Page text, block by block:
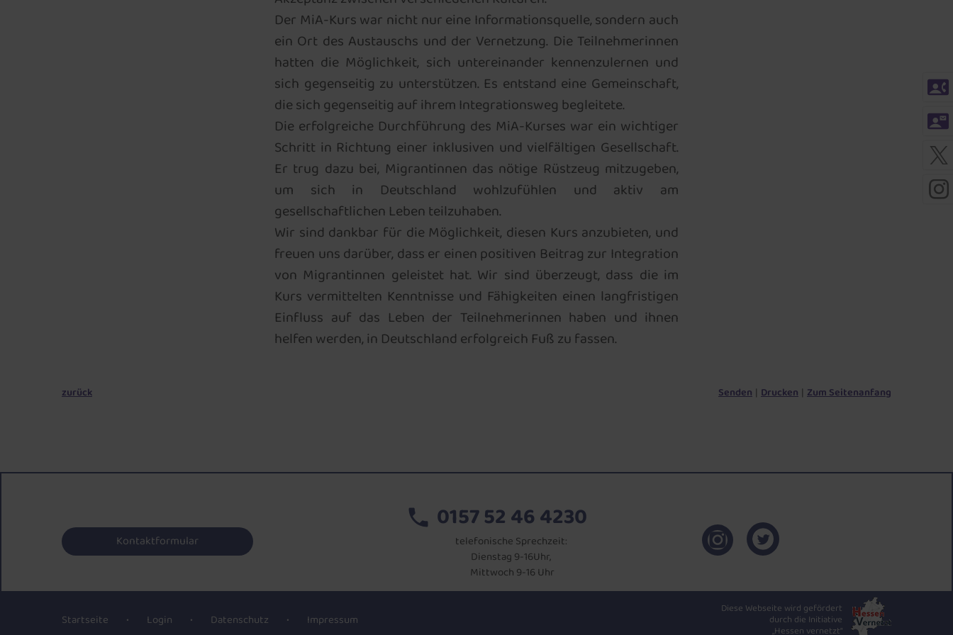
Der MiA-Kurs war nicht nur eine Informationsquelle, sondern auch
ein Ort des Austauschs und der Vernetzung. Die Teilnehmerinnen
hatten die Möglichkeit, sich untereinander kennenzulernen und
sich gegenseitig zu unterstützen. Es entstand eine Gemeinschaft,
die sich gegenseitig auf ihrem Integrationsweg begleitete.
Die erfolgreiche Durchführung des MiA-Kurses war ein wichtiger
Schritt in Richtung einer inklusiven und vielfältigen Gesellschaft.
Er trug dazu bei, Migrantinnen das nötige Rüstzeug mitzugeben,
um sich in Deutschland wohlzufühlen und aktiv am
gesellschaftlichen Leben teilzuhaben.
Wir sind dankbar für die Möglichkeit, diesen Kurs anzubieten, und
freuen uns darüber, dass er einen positiven Beitrag zur Integration
von Migrantinnen geleistet hat. Wir sind überzeugt, dass die im
Kurs vermittelten Kenntnisse und Fähigkeiten einen langfristigen
Einfluss auf das Leben der Teilnehmerinnen haben und ihnen
helfen werden, in Deutschland erfolgreich Fuß zu fassen.
zurück Senden Drucken Zum Seitenanfang
contact_phone
contact_mail
Kontaktformular
0157 52 46 4230
telefonische Sprechzeit:
Dienstag 9-16Uhr,
Mittwoch 9-16 Uhr
Startseite Login Datenschutz Impressum
Diese Webseite wird gefördert
durch die Initiative
„Hessen vernetzt“